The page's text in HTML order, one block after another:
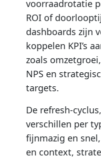
voorraadrotatie
ROI of
dashboards zijn
koppelen KPI’s
zoals
NPS en
targets.
De refresh-
verschillen per
fijnmazig en
en context,